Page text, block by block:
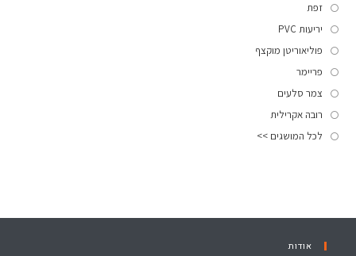
זפת
יריעות PVC
פוליאוריטן מוקצף
פריימר
צמר סלעים
רובה אקרילית
לכל המושגים >>
אודות